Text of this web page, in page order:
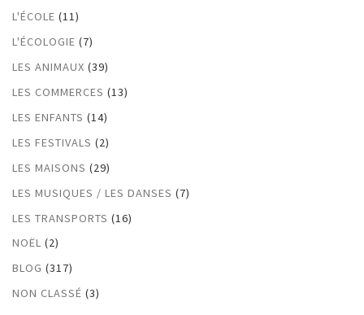
L'ÉCOLE (11)
L'ÉCOLOGIE (7)
LES ANIMAUX (39)
LES COMMERCES (13)
LES ENFANTS (14)
LES FESTIVALS (2)
LES MAISONS (29)
LES MUSIQUES / LES DANSES (7)
LES TRANSPORTS (16)
NOËL (2)
BLOG (317)
NON CLASSÉ (3)